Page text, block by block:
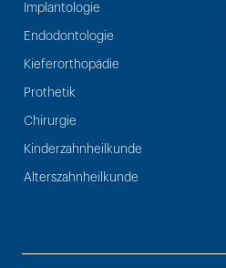
Implantologie
Endodontologie
Kieferorthopädie
Prothetik
Chirurgie
Kinderzahnheilkunde
Alterszahnheilkunde